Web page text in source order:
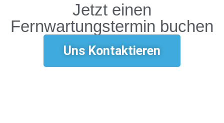
Jetzt einen
Fernwartungstermin buchen
Uns Kontaktieren